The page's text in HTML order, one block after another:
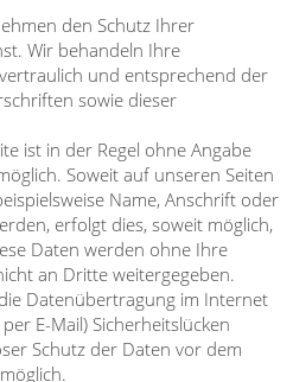
den Schutz Ihrer
Wir behandeln Ihre
und entsprechend der
sowie dieser
ist in der Regel ohne Angabe
Soweit auf unseren Seiten
Name, Anschrift oder
erfolgt dies, soweit möglich,
Daten werden ohne Ihre
an Dritte weitergegeben.
Datenübertragung im Internet
E-Mail) Sicherheitslücken
Schutz der Daten vor dem